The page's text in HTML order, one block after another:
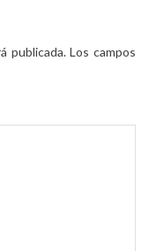
publicada. Los campos